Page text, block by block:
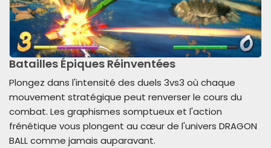
Batailles Épiques Réinventées
Plongez dans l'intensité des duels 3vs3 où chaque
mouvement stratégique peut renverser le cours du
combat. Les graphismes somptueux et l'action
frénétique vous plongent au cœur de l'univers DRAGON
BALL comme jamais auparavant.